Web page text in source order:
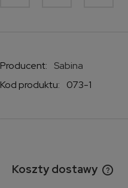
Producent:
Sabina
Kod produktu:
073-1
Koszty dostawy